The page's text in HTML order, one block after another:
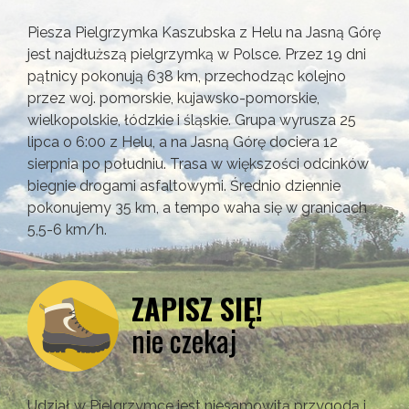
Piesza Pielgrzymka Kaszubska z Helu na Jasną Górę
jest najdłuższą pielgrzymką w Polsce. Przez 19 dni
pątnicy pokonują 638 km, przechodząc kolejno
przez woj. pomorskie, kujawsko-pomorskie,
wielkopolskie, łódzkie i śląskie. Grupa wyrusza 25
lipca o 6:00 z Helu, a na Jasną Górę dociera 12
sierpnia po południu. Trasa w większości odcinków
biegnie drogami asfaltowymi. Średnio dziennie
pokonujemy 35 km, a tempo waha się w granicach
5,5-6 km/h.
ZAPISZ SIĘ!
nie czekaj
Udział w Pielgrzymce jest niesamowitą przygodą i